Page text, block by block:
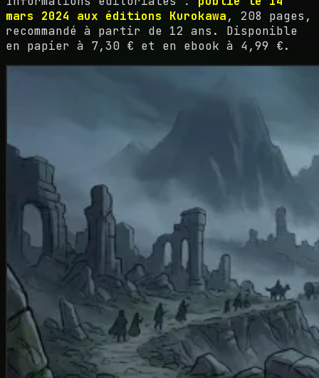
mars 2024 aux éditions Kurokawa, 208 pages,
recommandé à partir de 12 ans. Disponible
en papier à 7,30 € et en ebook à 4,99 €.